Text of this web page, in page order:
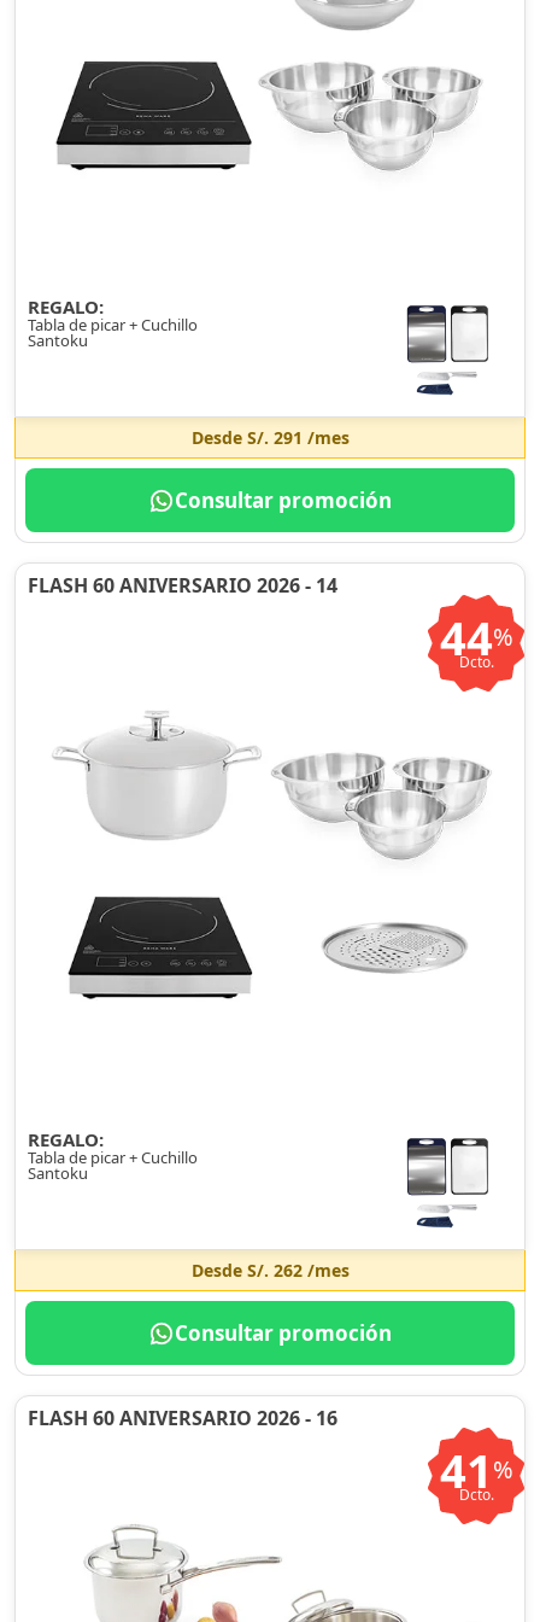
REGALO:
Tabla de picar + Cuchillo
Santoku
Desde S/. 291 /mes
Consultar promoción
FLASH 60 ANIVERSARIO 2026 - 14
44%
Dcto.
REGALO:
Tabla de picar + Cuchillo
Santoku
Desde S/. 262/mes
Consultar promoción
FLASH 60 ANIVERSARIO 2026 - 16
41 %
Dcto.